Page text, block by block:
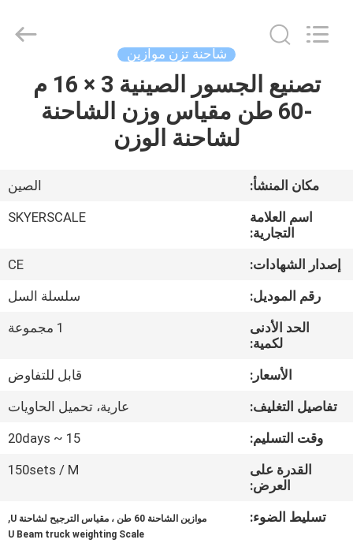
المنزل
فيديوهات
جولة
المصنع
الجودة
أخبار
القضايا
Co.,Limited.
شاحنة تزن موازين
تصنيع الجسور الصينية 3 × 16 م
-60 طن مقياس وزن الشاحنة
لشاحنة الوزن
مكان المنشأ:
الصين
اسم العلامة
التجارية:
SKYERSCALE
إصدار الشهادات:
CE
رقم الموديل:
سلسلة السل
الحد الأدنى
لكمية:
1 مجموعة
الأسعار:
قابل للتفاوض
تفاصيل التغليف:
عارية، تحميل الحاويات
وقت التسليم:
15 ~ 20days
القدرة على
العرض:
150sets / M
تسليط الضوء: موازين الشاحنة 60 طن ، مقياس الترجيح لشاحنة U ,
U Beam truck weighting Scale